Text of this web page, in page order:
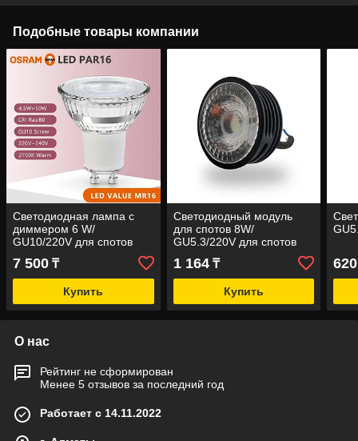
Подобные товары компании
Светодиодная лампа с
диммером 6 W/
GU10/220V для спотов
7 500 ₸
Купить
Светодиодный модуль
для спотов 8W/
GU5.3/220V для спотов
1 164₸
Купить
620
О нас
Рейтинг не сформирован
Менее 5 отзывов за последний год
Работает с 14.11.2022